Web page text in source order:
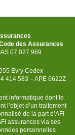
des Assurances
07 027 969
Evry Cedex
414 583 – APE 6622Z
informatique dont le
l’objet d’un traitement
de la part d’AFI
assurances via ses
personnelles